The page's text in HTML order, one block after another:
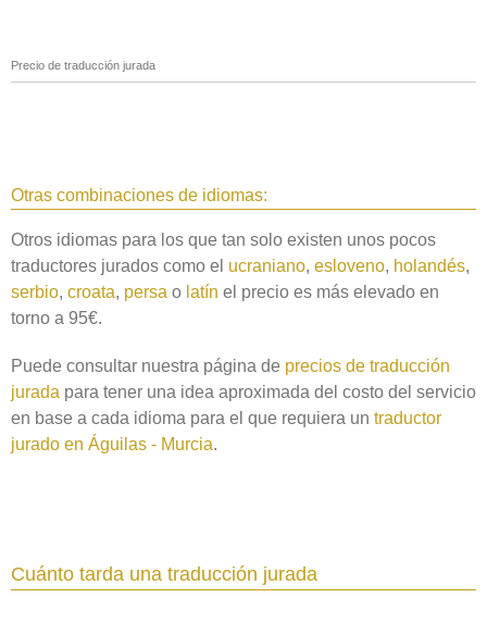
Precio de traducción jurada
Otras combinaciones de idiomas:
Otros idiomas para los que tan solo existen unos pocos
traductores jurados como el ucraniano, esloveno, holandés,
serbio, croata, persa o latín el precio es más elevado en
torno a 95€.
Puede consultar nuestra página de precios de traducción
jurada para tener una idea aproximada del costo del servicio
en base a cada idioma para el que requiera un traductor
jurado en Águilas - Murcia.
Cuánto tarda una traducción jurada